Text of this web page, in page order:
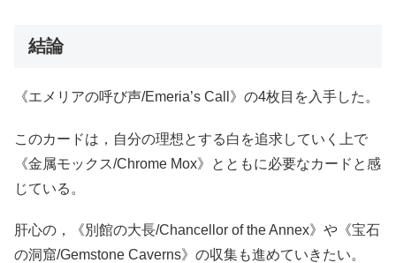
結論
《エメリアの呼び声/Emeria’s Call》の4枚目を入手した。
このカードは，自分の理想とする白を追求していく上で
《金属モックス/Chrome Mox》とともに必要なカードと感
じている。
肝心の，《別館の大長/Chancellor of the Annex》や《宝石
の洞窟/Gemstone Caverns》の収集も進めていきたい。